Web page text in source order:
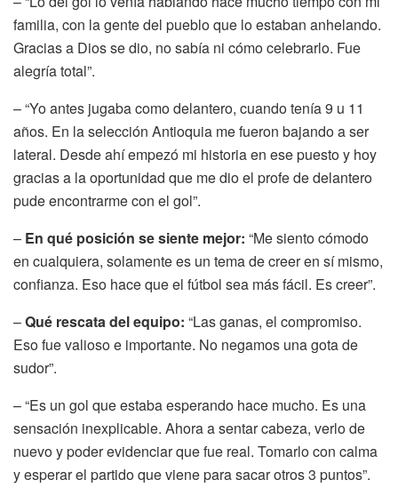
familia, con la gente del pueblo que lo estaban anhelando.
Gracias a Dios se dio, no sabía ni cómo celebrarlo. Fue
alegría total”.
– “Yo antes jugaba como delantero, cuando tenía 9 u 11
años. En la selección Antioquia me fueron bajando a ser
lateral. Desde ahí empezó mi historia en ese puesto y hoy
gracias a la oportunidad que me dio el profe de delantero
pude encontrarme con el gol”.
– En qué posición se siente mejor: “Me siento cómodo
en cualquiera, solamente es un tema de creer en sí mismo,
confianza. Eso hace que el fútbol sea más fácil. Es creer”.
–Qué rescata del equipo: “Las ganas, el compromiso.
Eso fue valioso e importante. No negamos una gota de
sudor”.
– “Es un gol que estaba esperando hace mucho. Es una
sensación inexplicable. Ahora a sentar cabeza, verlo de
nuevo y poder evidenciar que fue real. Tomarlo con calma
y esperar el partido que viene para sacar otros 3 puntos”.